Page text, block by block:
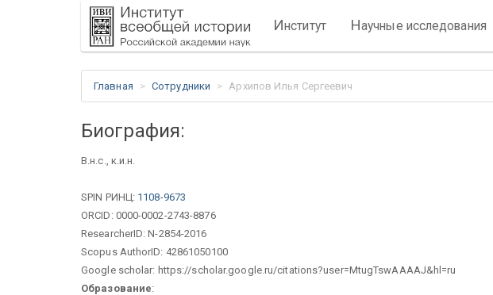
Институт Научные исследования
Главная Сотрудники Архипов Илья Сергеевич
Биография:
В.н.с., к.и.н.
SPIN РИНЦ: 1108-9673
ORCID: 0000-0002-2743-8876
ResearcherID: N-2854-2016
Scopus AuthorID: 42861050100
Google scholar: https://scholar.google.ru/citations?user=MtugTswAAAAJ&hl=ru
Образование: